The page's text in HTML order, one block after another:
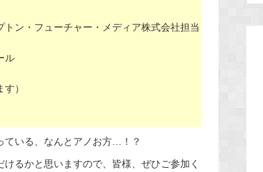
ン・フューチャー・メディア株式会社担当
ル
）
ている、なんとアノお方…！？
るかと思いますので、皆様、ぜひご参加く